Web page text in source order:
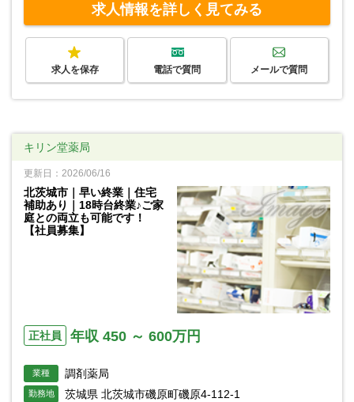
求人情報を詳しく見てみる
求人を保存 電話で質問 メールで質問
キリン堂薬局
更新日：2026/06/16
北茨城市｜早い終業｜住宅
補助あり｜18時台終業♪ご家
庭との両立も可能です！
【社員募集】
正社員 年収 450 ～ 600万円
業種 調剤薬局
勤務地 茨城県 北茨城市磯原町磯原4-112-1